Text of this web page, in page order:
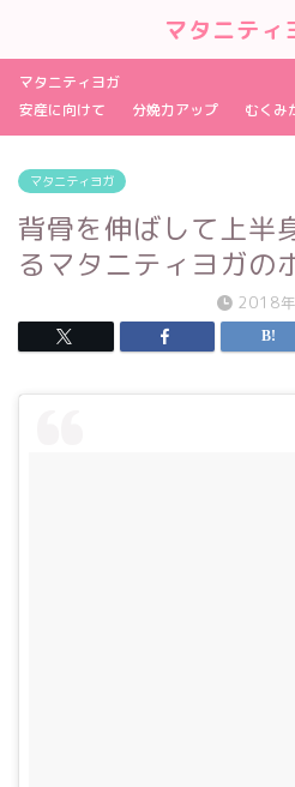
マタニティ
マタニティヨガ
安産に向けて
分娩力アップ むくみ
マタニティヨガ
背骨を伸ばして上半
るマタニティヨガの
2018